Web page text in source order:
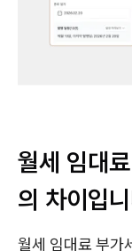
월세 임대
의 차이입
월세 임대료 부가